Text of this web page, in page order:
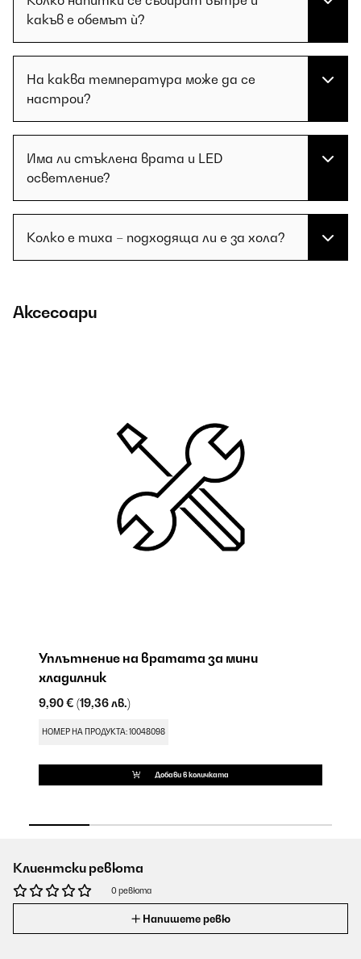
какъв е обемът ѝ?
На каква температура може да се
настрои?
Има ли стъклена врата и LED
осветление?
Колко е тиха – подходяща ли е за хола?
Аксесоари
Уплътнение на вратата за мини
хладилник
9,90 € (19,36 лв.)
НОМЕР НА ПРОДУКТА: 10048098
Добави в количката
Клиентски ревюта
0 ревюта
Напишете ревю